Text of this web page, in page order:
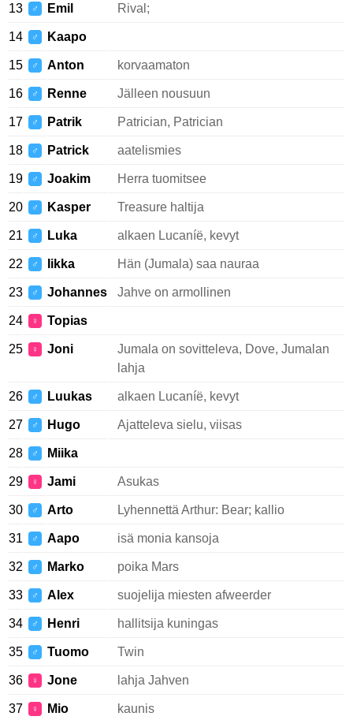
13 ♂ Emil Rival;
14 ♂ Kaapo
15 ♂ Anton korvaamaton
16 ♂ Renne Jälleen nousuun
17 ♂ Patrik Patrician, Patrician
18 ♂ Patrick aatelismies
19 ♂ Joakim Herra tuomitsee
20 ♂ Kasper Treasure haltija
21 ♂ Luka alkaen Lucaníë, kevyt
22 ♂ Iikka Hän (Jumala) saa nauraa
23 ♂ Johannes Jahve on armollinen
24 ♀ Topias
25 ♀ Joni
Jumala on sovitteleva, Dove, Jumalan
lahja
26 ♂ Luukas alkaen Lucaníë, kevyt
27 ♂ Hugo Ajatteleva sielu, viisas
28 ♂ Miika
29 ♀ Jami Asukas
30 ♂ Arto Lyhennettä Arthur: Bear; kallio
31 ♂ Aapo isä monia kansoja
32 ♂ Marko poika Mars
33 ♂ Alex suojelija miesten afweerder
34 ♂ Henri hallitsija kuningas
35 ♂ Tuomo Twin
36 ♀ Jone lahja Jahven
37 ♀ Mio kaunis